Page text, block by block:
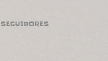
SEGUIDORES